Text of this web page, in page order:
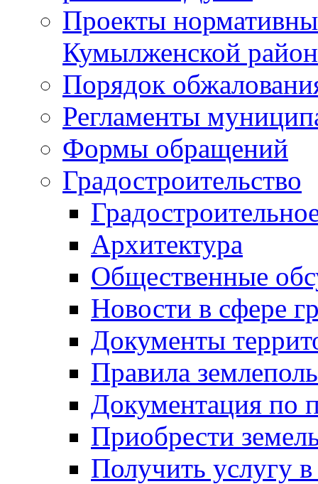
Проекты
Кумылженской
Порядок
Регламенты
Формы обращений
Градостроительство
Архитектура
Общественные
Новости в сфере
Документы
Правила
Документация по
Приобрести
Получить услугу в